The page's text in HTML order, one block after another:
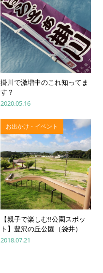
掛川で激増中のこれ知ってま
す？
2020.05.16
お出かけ・イベント
【親子で楽しむ!!公園スポッ
ト】豊沢の丘公園（袋井）
2018.07.21